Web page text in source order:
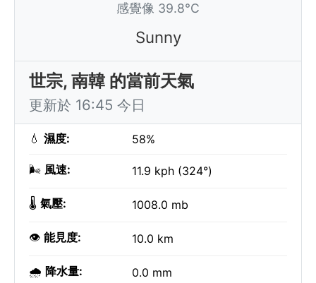
感覺像 39.8°C
Sunny
世宗, 南韓 的當前天氣
更新於 16:45 今日
💧 濕度: 58%
🌬️ 風速: 11.9 kph (324°)
🌡️ 氣壓: 1008.0 mb
👁️ 能見度: 10.0 km
🌧️ 降水量: 0.0 mm